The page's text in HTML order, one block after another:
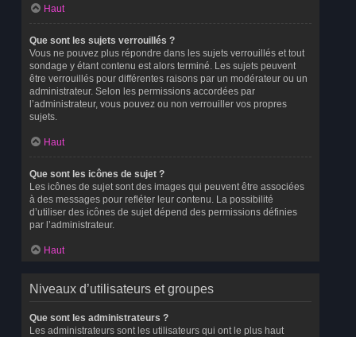
Haut
Que sont les sujets verrouillés ?
Vous ne pouvez plus répondre dans les sujets verrouillés et tout
sondage y étant contenu est alors terminé. Les sujets peuvent
être verrouillés pour différentes raisons par un modérateur ou un
administrateur. Selon les permissions accordées par
l’administrateur, vous pouvez ou non verrouiller vos propres
sujets.
Haut
Que sont les icônes de sujet ?
Les icônes de sujet sont des images qui peuvent être associées
à des messages pour refléter leur contenu. La possibilité
d’utiliser des icônes de sujet dépend des permissions définies
par l’administrateur.
Haut
Niveaux d’utilisateurs et groupes
Que sont les administrateurs ?
Les administrateurs sont les utilisateurs qui ont le plus haut